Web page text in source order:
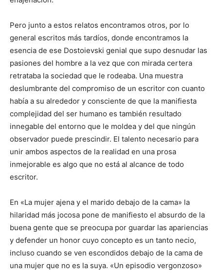
Pero junto a estos relatos encontramos otros, por lo
general escritos más tardíos, donde encontramos la
esencia de ese Dostoievski genial que supo desnudar las
pasiones del hombre a la vez que con mirada certera
retrataba la sociedad que le rodeaba. Una muestra
deslumbrante del compromiso de un escritor con cuanto
había a su alrededor y consciente de que la manifiesta
complejidad del ser humano es también resultado
innegable del entorno que le moldea y del que ningún
observador puede prescindir. El talento necesario para
unir ambos aspectos de la realidad en una prosa
inmejorable es algo que no está al alcance de todo
escritor.
En «La mujer ajena y el marido debajo de la cama» la
hilaridad más jocosa pone de manifiesto el absurdo de la
buena gente que se preocupa por guardar las apariencias
y defender un honor cuyo concepto es un tanto necio,
incluso cuando se ven escondidos debajo de la cama de
una mujer que no es la suya. «Un episodio vergonzoso»